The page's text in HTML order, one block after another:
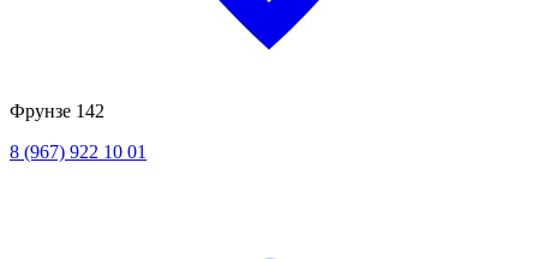
Фрунзе 142
8 (967) 922 10 01